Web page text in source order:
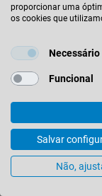
proporcionar uma
os cookies que
Necessário
Funcional
Salvar
Não,